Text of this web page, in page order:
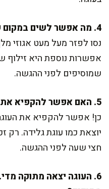
4. מה אפשר לשים במקום שוקולד מגורר?
נסו לפזר מעל מעט אגוזי
אפשרות נוספת היא
שמוסיפים לפני ההגשה.
5. האם אפשר להקפיא את העוגה?
כן! אפשר להקפיא את
יוצאת כמו עוגת גלידה.
חצי שעה לפני ההגשה.
6. העוגה יצאה מתוקה